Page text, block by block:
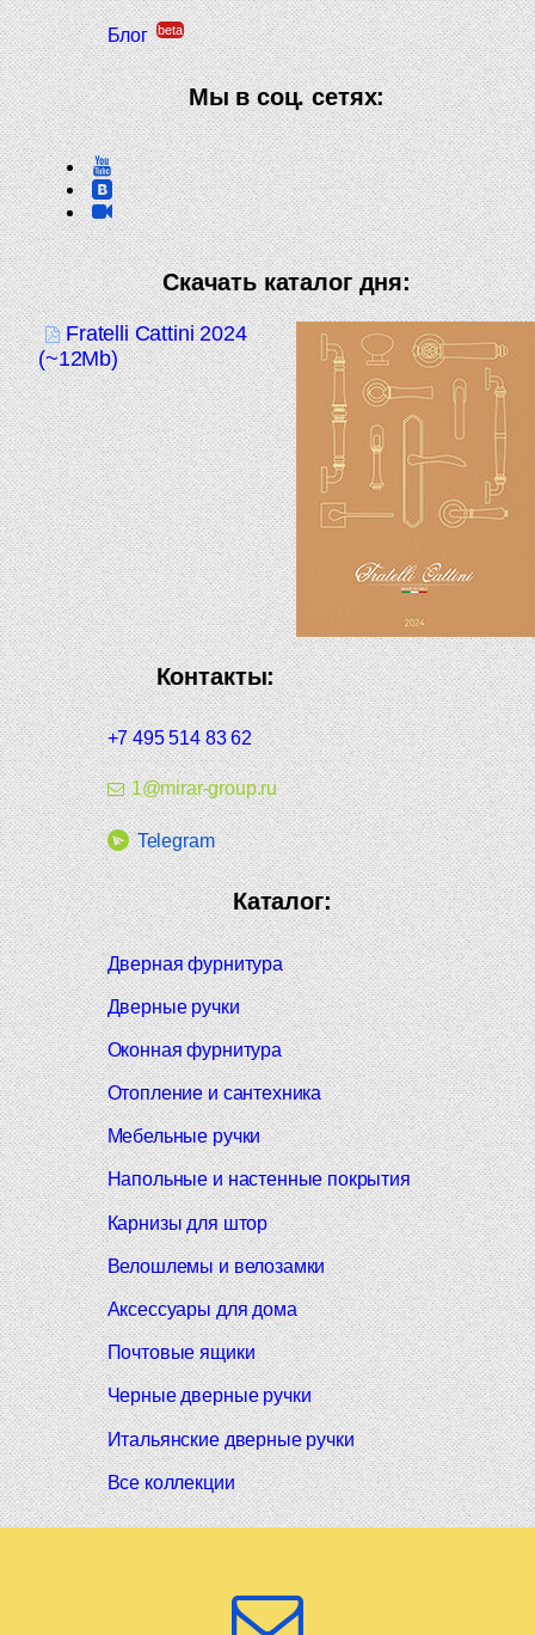
Блог beta
Мы в соц. сетях:
Скачать каталог дня:
Fratelli Cattini 2024
(~12Mb)
Контакты:
+7 495 514 83 62
1@mirar-group.ru
Telegram
Каталог:
Дверная фурнитура
Дверные ручки
Оконная фурнитура
Отопление и сантехника
Мебельные ручки
Напольные и настенные покрытия
Карнизы для штор
Велошлемы и велозамки
Аксессуары для дома
Почтовые ящики
Черные дверные ручки
Итальянские дверные ручки
Все коллекции